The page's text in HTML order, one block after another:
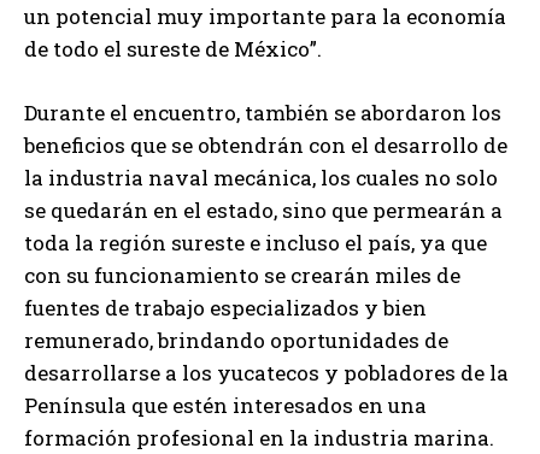
un potencial muy importante para la economía
de todo el sureste de México”.
Durante el encuentro, también se abordaron los
beneficios que se obtendrán con el desarrollo de
la industria naval mecánica, los cuales no solo
se quedarán en el estado, sino que permearán a
toda la región sureste e incluso el país, ya que
con su funcionamiento se crearán miles de
fuentes de trabajo especializados y bien
remunerado, brindando oportunidades de
desarrollarse a los yucatecos y pobladores de la
Península que estén interesados en una
formación profesional en la industria marina.